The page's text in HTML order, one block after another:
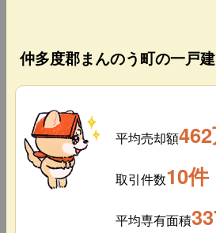
仲多度郡まんのう町の一戸
平均売却額
取引件数10件
平均専有面積